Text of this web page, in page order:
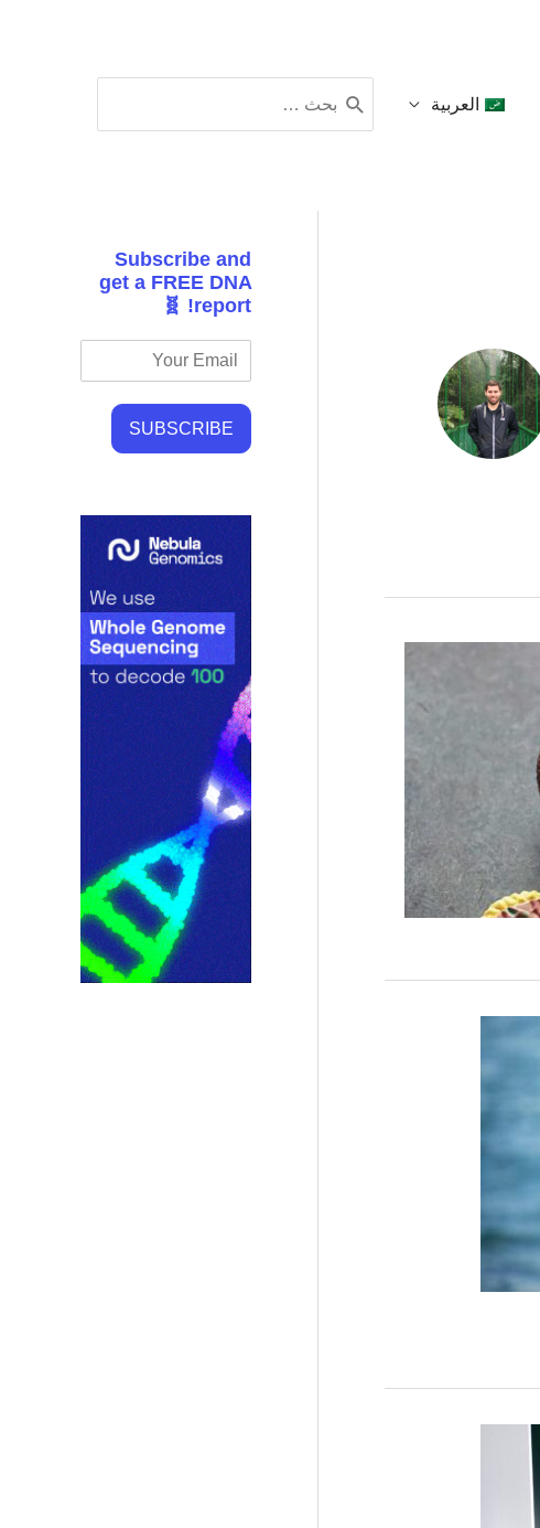
العربية
عن:
Subscribe and
get a FREE DNA
report! 🧬
SUBSCRIBE